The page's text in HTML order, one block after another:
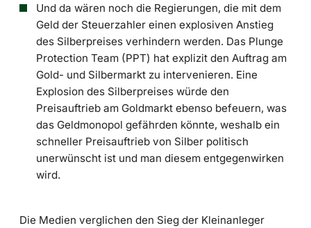
Und da wären noch die Regierungen, die mit dem
Geld der Steuerzahler einen explosiven Anstieg
des Silberpreises verhindern werden. Das Plunge
Protection Team (PPT) hat explizit den Auftrag am
Gold- und Silbermarkt zu intervenieren. Eine
Explosion des Silberpreises würde den
Preisauftrieb am Goldmarkt ebenso befeuern, was
das Geldmonopol gefährden könnte, weshalb ein
schneller Preisauftrieb von Silber politisch
unerwünscht ist und man diesem entgegenwirken
wird.
Die Medien verglichen den Sieg der Kleinanleger